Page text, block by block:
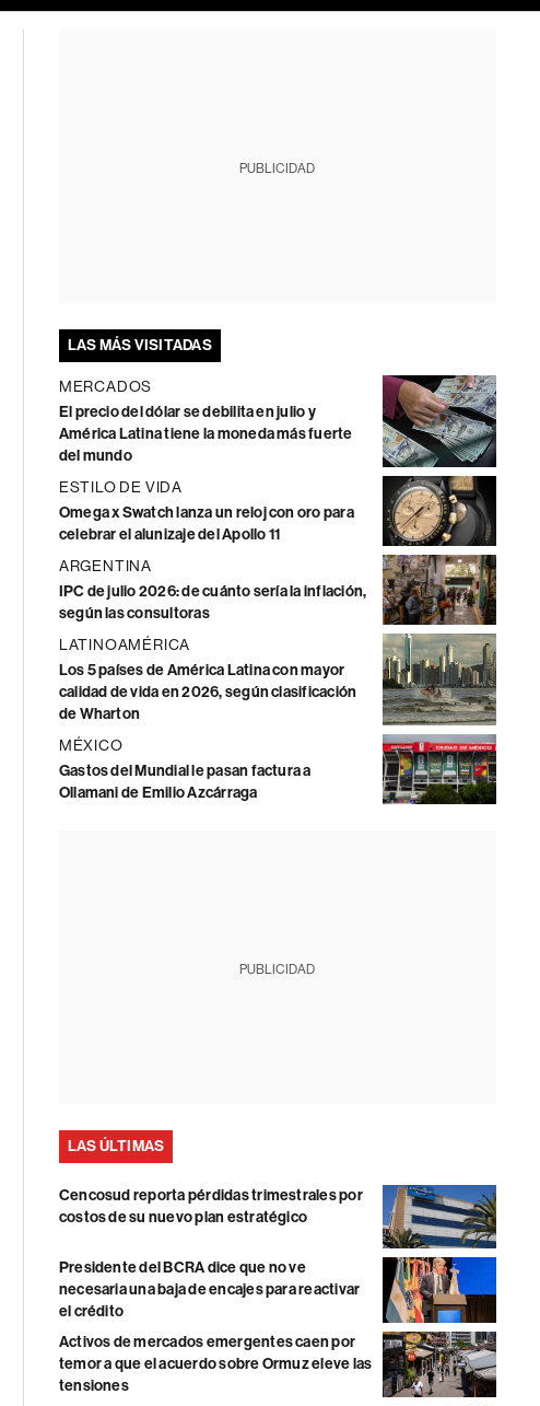
PUBLICIDAD
LAS MÁS VISITADAS
MERCADOS
El precio del dólar se debilita en julio y
América Latina tiene la moneda más fuerte
del mundo
ESTILO DE VIDA
Omega x Swatch lanza un reloj con oro para
celebrar el alunizaje del Apollo 11
ARGENTINA
IPC de julio 2026: de cuánto sería la inflación,
según las consultoras
LATINOAMÉRICA
Los 5 países de América Latina con mayor
calidad de vida en 2026, según clasificación
de Wharton
MÉXICO
Gastos del Mundial le pasan factura a
Ollamani de Emilio Azcárraga
PUBLICIDAD
LAS ÚLTIMAS
Cencosud reporta pérdidas trimestrales por
costos de su nuevo plan estratégico
Presidente del BCRA dice que no ve
necesaria una baja de encajes para reactivar
el crédito
Activos de mercados emergentes caen por
temor a que el acuerdo sobre Ormuz eleve las
tensiones